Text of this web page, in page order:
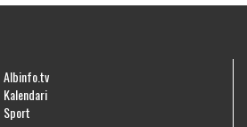
Albinfo.tv
Kalendari
Sport